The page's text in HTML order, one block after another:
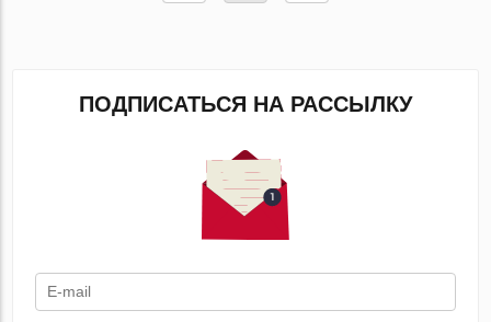
ПОДПИСАТЬСЯ НА РАССЫЛКУ